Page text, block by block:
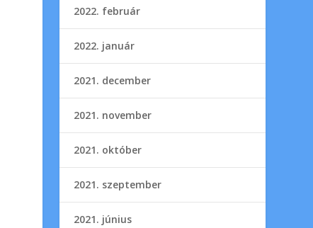
2022. február
2022. január
2021. december
2021. november
2021. október
2021. szeptember
2021. június